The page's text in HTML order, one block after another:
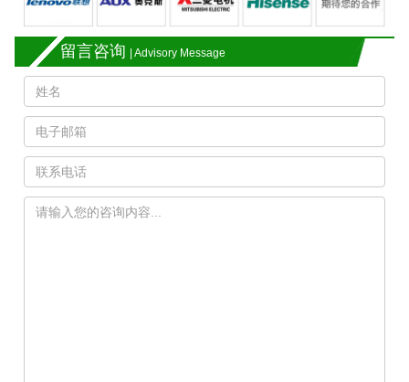
留言咨询 | Advisory Message